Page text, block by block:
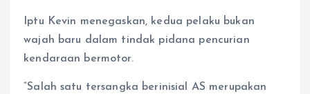
Iptu Kevin menegaskan, kedua pelaku bukan
wajah baru dalam tindak pidana pencurian
kendaraan bermotor.
“Salah satu tersangka berinisial AS merupakan